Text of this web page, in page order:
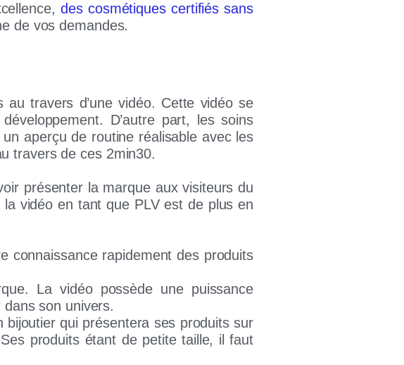
des cosmétiques certifiés sans
de vos demandes.
au travers d’une vidéo. Cette vidéo se
D’autre part, les soins
aperçu de routine réalisable avec les
travers de ces 2min30.
présenter la marque aux visiteurs du
vidéo en tant que PLV est de plus en
connaissance rapidement des produits
La vidéo possèdeune puissance
son univers.
bijoutier qui présentera ses produits sur
produits étant de petite taille, il faut